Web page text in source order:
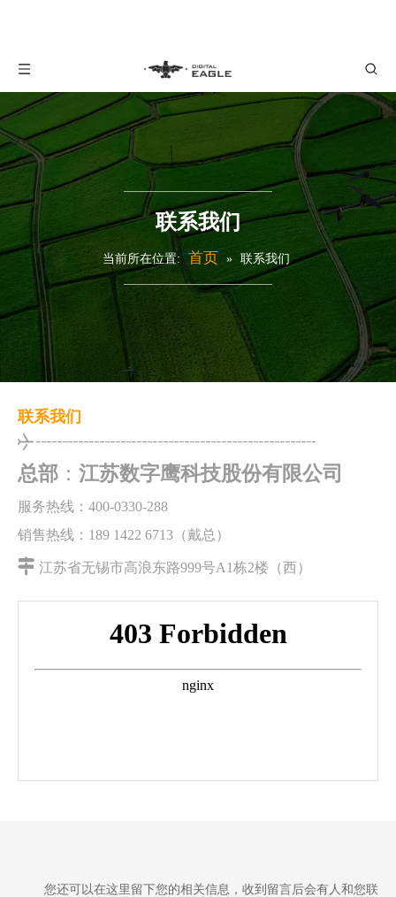
联系我们
当前所在位置: 首页 » 联系我们
联系我们
总部 ： 江苏数字鹰科技股份有限公司
服务热线：400-0330-288
销售热线：189 1422 6713（戴总）
 江苏省无锡市高浪东路999号A1栋2楼（西）
您还可以在这里留下您的相关信息，收到留言后会有人和您联